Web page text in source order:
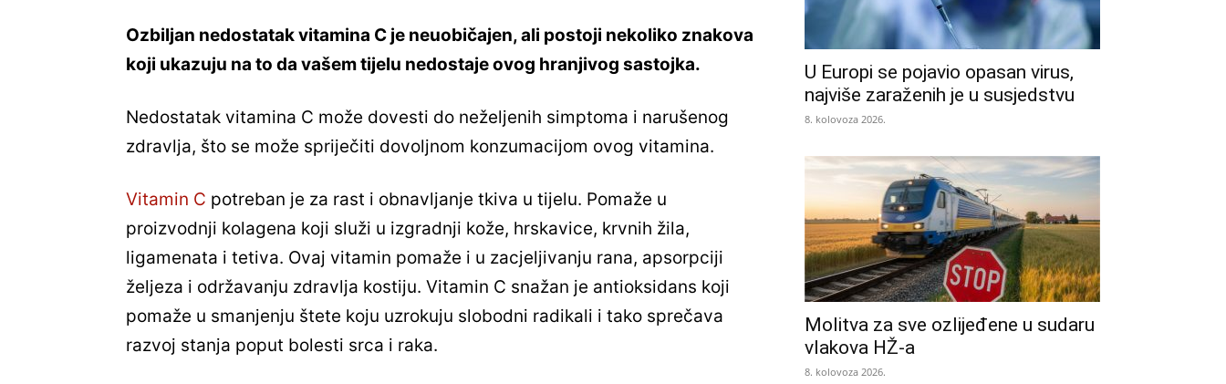
Ozbiljan nedostatak vitamina C je neuobičajen, ali postoji nekoliko znakova
koji ukazuju na to da vašem tijelu nedostaje ovog hranjivog sastojka.
Nedostatak vitamina C može dovesti do neželjenih simptoma i narušenog
zdravlja, što se može spriječiti dovoljnom konzumacijom ovog vitamina.
Vitamin C potreban je za rast i obnavljanje tkiva u tijelu. Pomaže u
proizvodnji kolagena koji služi u izgradnji kože, hrskavice, krvnih žila,
ligamenata i tetiva. Ovaj vitamin pomaže i u zacjeljivanju rana, apsorpciji
željeza i održavanju zdravlja kostiju. Vitamin C snažan je antioksidans koji
pomaže u smanjenju štete koju uzrokuju slobodni radikali i tako sprečava
razvoj stanja poput bolesti srca i raka.
U Europi se pojavio opasan virus,
najviše zaraženih je u susjedstvu
8. kolovoza 2026.
Molitva za sve ozlijeđene u sudaru
vlakova HŽ-a
8. kolovoza 2026.